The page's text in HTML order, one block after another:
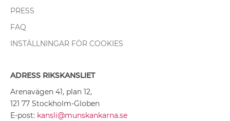
PRESS
FAQ
INSTÄLLNINGAR FÖR COOKIES
ADRESS RIKSKANSLIET
Arenavägen 41, plan 12,
121 77 Stockholm-Globen
E-post: kansli@munskankarna.se